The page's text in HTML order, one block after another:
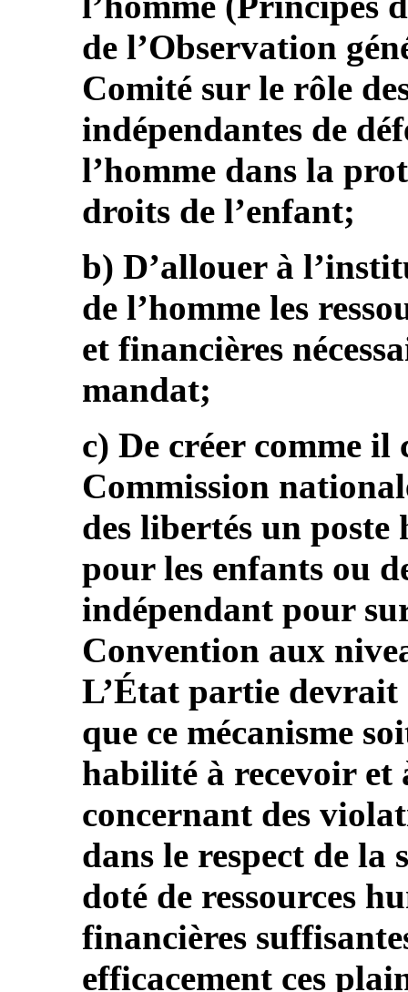
de l’Observation
Comité sur le rôle
indépendantes de
l’homme dans la
droits de l’enfant;
b) D’allouer à
de l’homme les
et financières
mandat;
c) De créer comme il
Commission
des libertés un poste
pour les enfants ou
indépendant pour
Convention aux
L’État partie devrait
que ce mécanisme
habilité à recevoir et
concernant des
dans le respect de la
doté de ressources
financières
efficacement ces